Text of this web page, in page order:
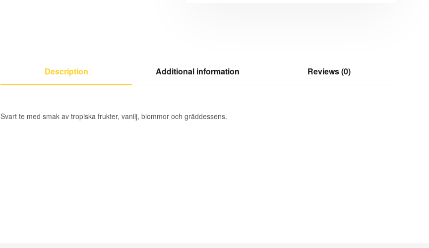
Description Additional information Reviews (0)
Svart te med smak av tropiska frukter, vanilj, blommor och gräddessens.